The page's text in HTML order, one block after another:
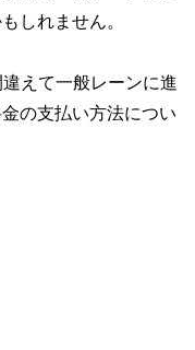
しれません。
えて一般レーンに進
の支払い方法につい